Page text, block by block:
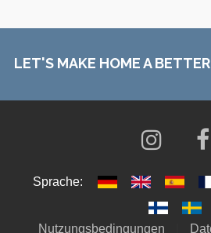
LET'S MAKE HOME A
Sprache:
Nutzungsbedingungen